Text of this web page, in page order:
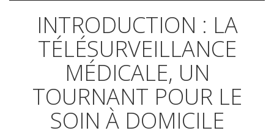
INTRODUCTION : LA
TÉLÉSURVEILLANCE
MÉDICALE, UN
TOURNANT POUR LE
SOIN À DOMICILE